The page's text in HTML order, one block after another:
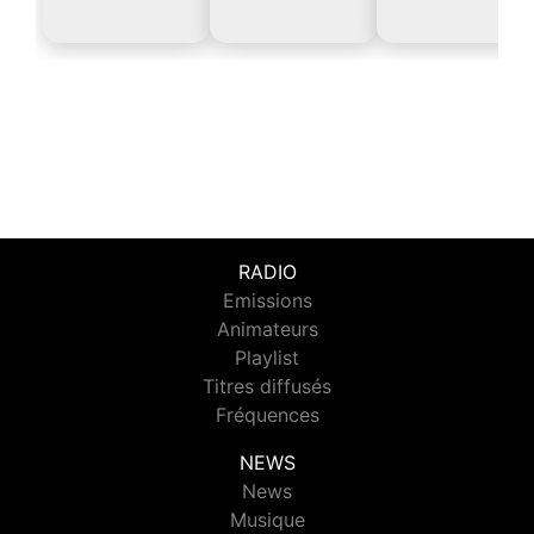
RADIO
Emissions
Animateurs
Playlist
Titres diffusés
Fréquences
NEWS
News
Musique